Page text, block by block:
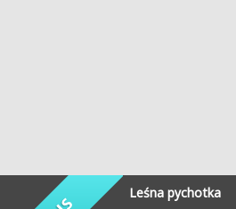
Leśna pychotka